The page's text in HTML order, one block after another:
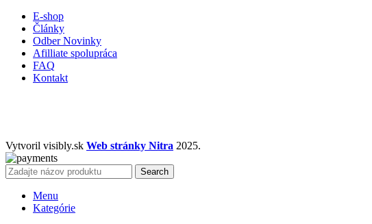
E-shop
Články
Odber Novinky
Afilliate spolupráca
FAQ
Kontakt
Vytvoril visibly.sk Web stránky Nitra 2025.
Search
Menu
Kategórie